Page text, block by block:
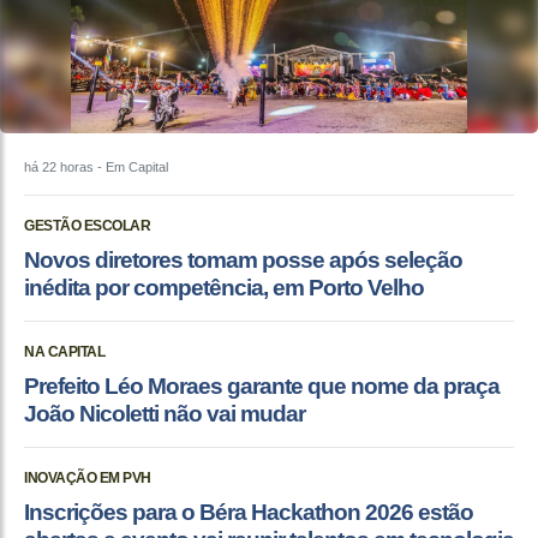
há 22 horas - Em Capital
GESTÃO ESCOLAR
Novos diretores tomam posse após seleção
inédita por competência, em Porto Velho
NA CAPITAL
Prefeito Léo Moraes garante que nome da praça
João Nicoletti não vai mudar
INOVAÇÃO EM PVH
Inscrições para o Béra Hackathon 2026 estão